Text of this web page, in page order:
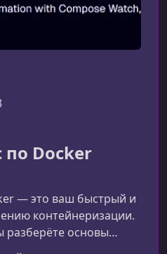
по Docker
— это ваш быстрый и
контейнеризации.
разберёте основы
и Docker